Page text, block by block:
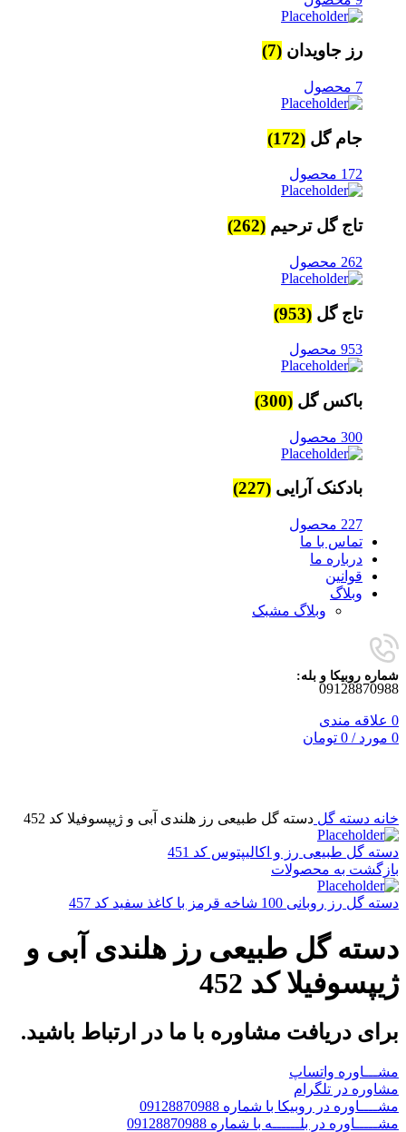
رز جاویدان (7)
7 محصول
جام گل (172)
172 محصول
تاج گل ترحیم (262)
262 محصول
تاج گل (953)
953 محصول
باکس گل (300)
300 محصول
بادکنک آرایی (227)
227 محصول
تماس با ما
درباره ما
قوانین
وبلاگ
وبلاگ مشبک
شماره روبیکا و بله:
09128870988
0 علاقه مندی
0 مورد /
0 تومان
خانه دسته گل دسته گل طبیعی رز هلندی آبی و ژیپسوفیلا کد 452
دسته گل طبیعی رز و اکالیپتوس کد 451
بازگشت به محصولات
دسته گل رز روبانی 100 شاخه قرمز با کاغذ سفید کد 457
دسته گل طبیعی رز هلندی آبی و
ژیپسوفیلا کد 452
برای دریافت مشاوره با ما در ارتباط باشید.
مشـــاوره واتساپ
مشاوره در تلگرام
مشــــاوره در روبیکا با شماره 09128870988
مشـــــاوره در بلــــــه با شماره 09128870988